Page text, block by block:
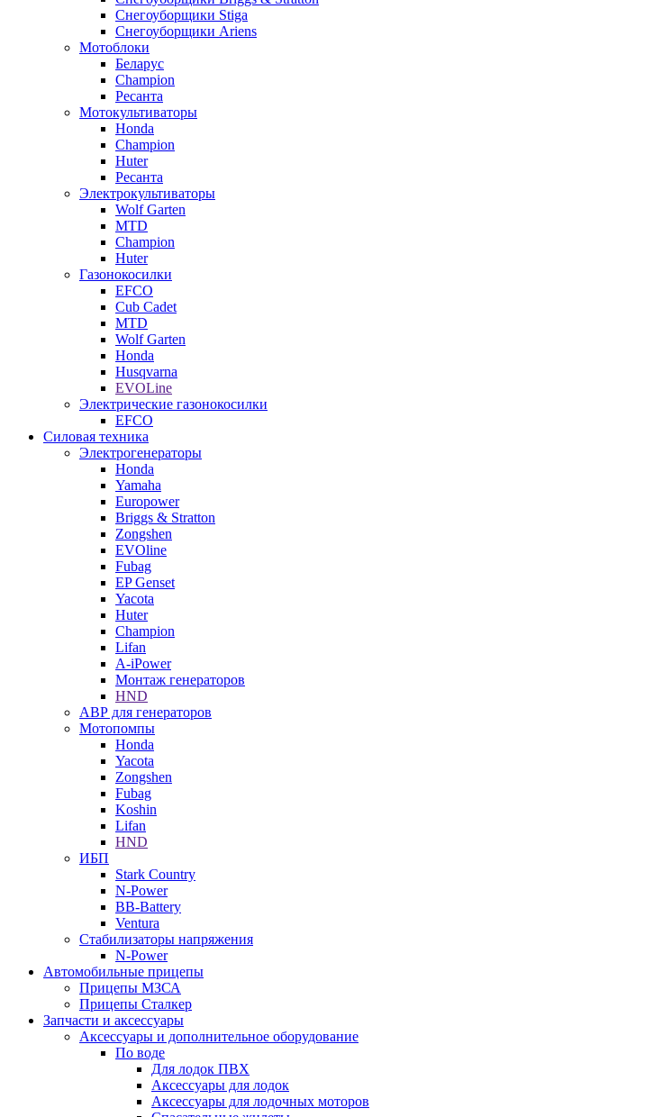
Снегоуборщики Stiga
Снегоуборщики Ariens
Мотоблоки
Беларус
Champion
Ресанта
Мотокультиваторы
Honda
Champion
Huter
Ресанта
Электрокультиваторы
Wolf Garten
MTD
Champion
Huter
Газонокосилки
EFCO
Cub Cadet
MTD
Wolf Garten
Honda
Husqvarna
EVOLine
Электрические газонокосилки
EFCO
Силовая техника
Электрогенераторы
Honda
Yamaha
Europower
Briggs & Stratton
Zongshen
EVOline
Fubag
EP Genset
Yacota
Huter
Champion
Lifan
A-iPower
Монтаж генераторов
HND
АВР для генераторов
Мотопомпы
Honda
Yacota
Zongshen
Fubag
Koshin
Lifan
HND
ИБП
Stark Country
N-Power
BB-Battery
Ventura
Стабилизаторы напряжения
N-Power
Автомобильные прицепы
Прицепы МЗСА
Прицепы Сталкер
Запчасти и аксессуары
Аксессуары и дополнительное оборудование
По воде
Для лодок ПВХ
Аксессуары для лодок
Аксессуары для лодочных моторов